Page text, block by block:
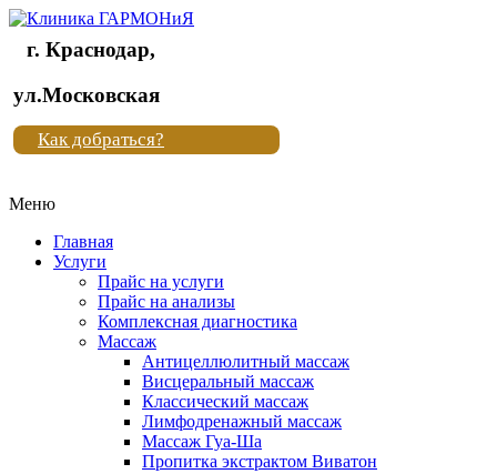
Клиника
"Новая
жизнь"
Клиника
жизнь"
г. Краснодар,
ул.Московская
Как добраться?
Меню
Главная
Услуги
Прайс на услуги
Прайс на анализы
Комплексная диагностика
Массаж
Антицеллюлитный массаж
Висцеральный массаж
Классический массаж
Лимфодренажный массаж
Массаж Гуа-Ша
Пропитка экстрактом Виватон